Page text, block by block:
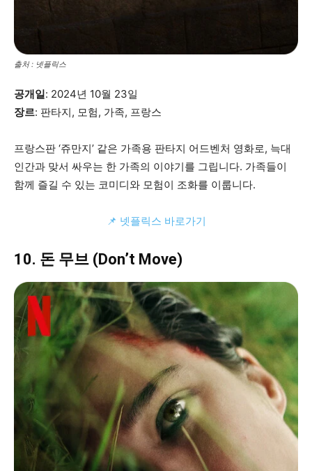
출처 : 넷플릭스
공개일: 2024년 10월 23일
장르: 판타지, 모험, 가족, 프랑스
프랑스판 ‘쥬만지’ 같은 가족용 판타지 어드벤처 영화로, 늑대
인간과 맞서 싸우는 한 가족의 이야기를 그립니다. 가족들이
함께 즐길 수 있는 코미디와 모험이 조화를 이룹니다.
📌 넷플릭스 바로가기
10. 돈 무브 (Don’t Move)